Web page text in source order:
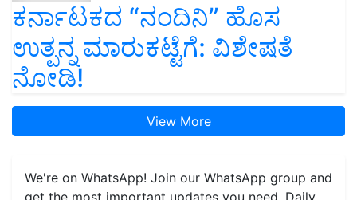
ಕರ್ನಾಟಕದ “ನಂದಿನಿ” ಹೊಸ
ಉತ್ಪನ್ನ ಮಾರುಕಟ್ಟೆಗೆ: ವಿಶೇಷತೆ
ನೋಡಿ!
View More
We're on WhatsApp! Join our WhatsApp group and
get the most important updates you need. Daily.